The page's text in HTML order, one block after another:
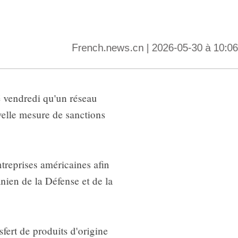
French.news.cn | 2026-05-30 à 10:06
qu'un réseau
mesure de sanctions
américaines afin
de la Défense et de la
de produits d'origine